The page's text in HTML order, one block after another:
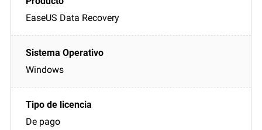
EaseUS Data Recovery
Windows
De pago